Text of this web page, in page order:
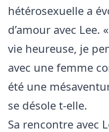
hétérosexuelle a
d’amour avec Lee.
vie heureuse, je
avec une femme
été une
se désole t-elle.
Sa rencontre avec